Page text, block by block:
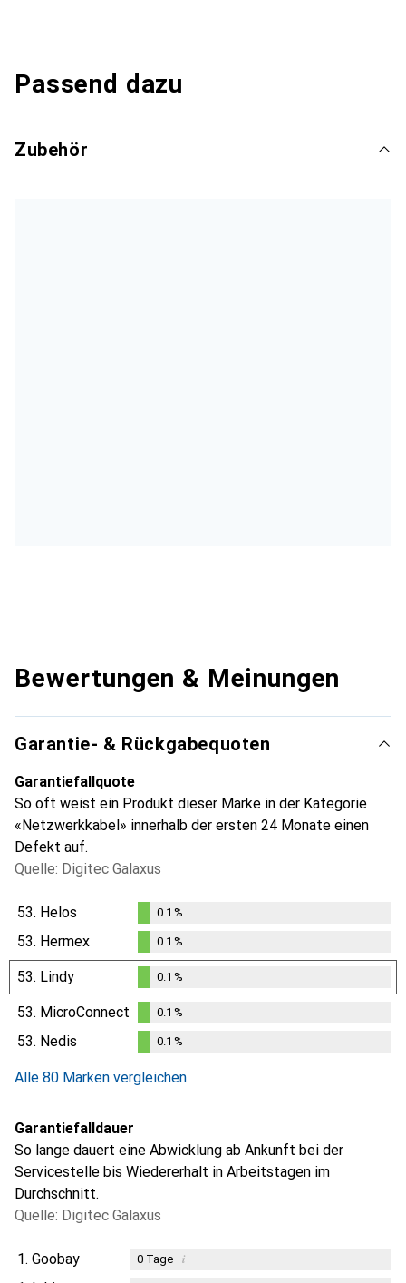
Passend dazu
Zubehör
Bewertungen & Meinungen
Garantie- & Rückgabequoten
Garantiefallquote
So oft weist ein Produkt dieser Marke in der Kategorie
«Netzwerkkabel» innerhalb der ersten 24 Monate einen
Defekt auf.
Quelle: Digitec Galaxus
53. Helos
%
0.1 %
53. Hermex
0.1%
0.1 %
53. Lindy
0.1%
0.1 %
53. MicroConnect
%
0.1 %
53. Nedis 0.1 %
Alle 80 Marken vergleichen
Garantiefalldauer
So lange dauert eine Abwicklung ab Ankunft bei der
Servicestelle bis Wiedererhalt in Arbeitstagen im
Durchschnitt.
Quelle: Digitec Galaxus
1. Goobay 0Tage i